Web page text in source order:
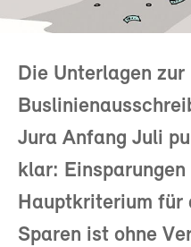
Die Unterlagen zur
Jura Anfang Juli
klar: Einsparungen
Hauptkriterium für
Sparen ist ohne